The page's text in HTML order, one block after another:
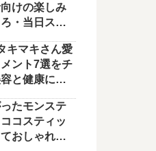
けの楽しみ
・当日スケ
キマキさん愛
ント7選をチ
と健康に役
たモンステ
コスティッ
おしゃれに